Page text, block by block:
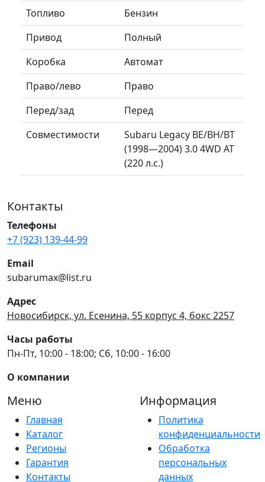
Топливо
Бензин
Привод
Полный
Коробка
Автомат
Право/лево
Право
Перед/зад
Перед
Совместимости
Subaru Legacy BE/BH/BT
(1998—2004) 3.0 4WD AT
(220 л.с.)
Контакты
Телефоны
+7 (923) 139-44-99
Email
subarumax@list.ru
Адрес
Новосибирск, ул. Есенина, 55 корпус 4, бокс 2257
Часы работы
Пн-Пт, 10:00 - 18:00; Сб, 10:00 - 16:00
О компании
Меню
Главная
Каталог
Регионы
Гарантия
Контакты
Информация
Политика
конфиденциальности
Обработка
персональных
данных